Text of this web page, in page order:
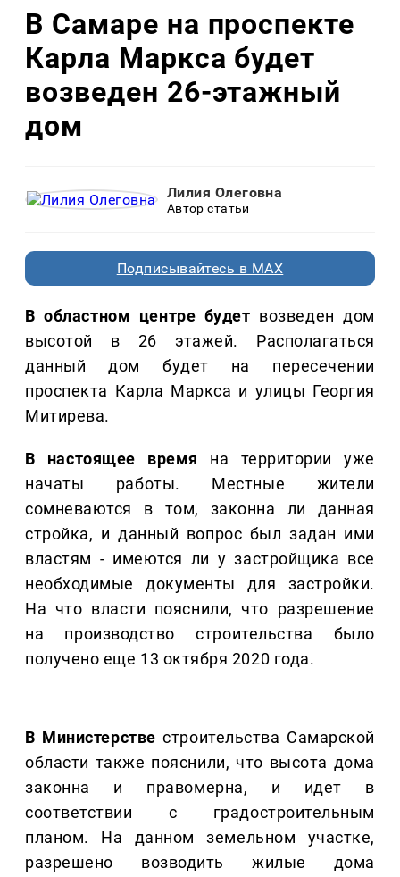
В Самаре на проспекте
Карла Маркса будет
возведен 26-этажный
дом
Лилия Олеговна
Автор статьи
Подписывайтесь в MAX
В областном центре будет возведен дом
высотой в 26 этажей. Располагаться
данный дом будет на пересечении
проспекта Карла Маркса и улицы Георгия
Митирева.
В настоящее время на территории уже
начаты работы. Местные жители
сомневаются в том, законна ли данная
стройка, и данный вопрос был задан ими
властям - имеются ли у застройщика все
необходимые документы для застройки.
На что власти пояснили, что разрешение
на производство строительства было
получено еще 13 октября 2020 года.
В Министерстве строительства Самарской
области также пояснили, что высота дома
законна и правомерна, и идет в
соответствии с градостроительным
планом. На данном земельном участке,
разрешено возводить жилые дома